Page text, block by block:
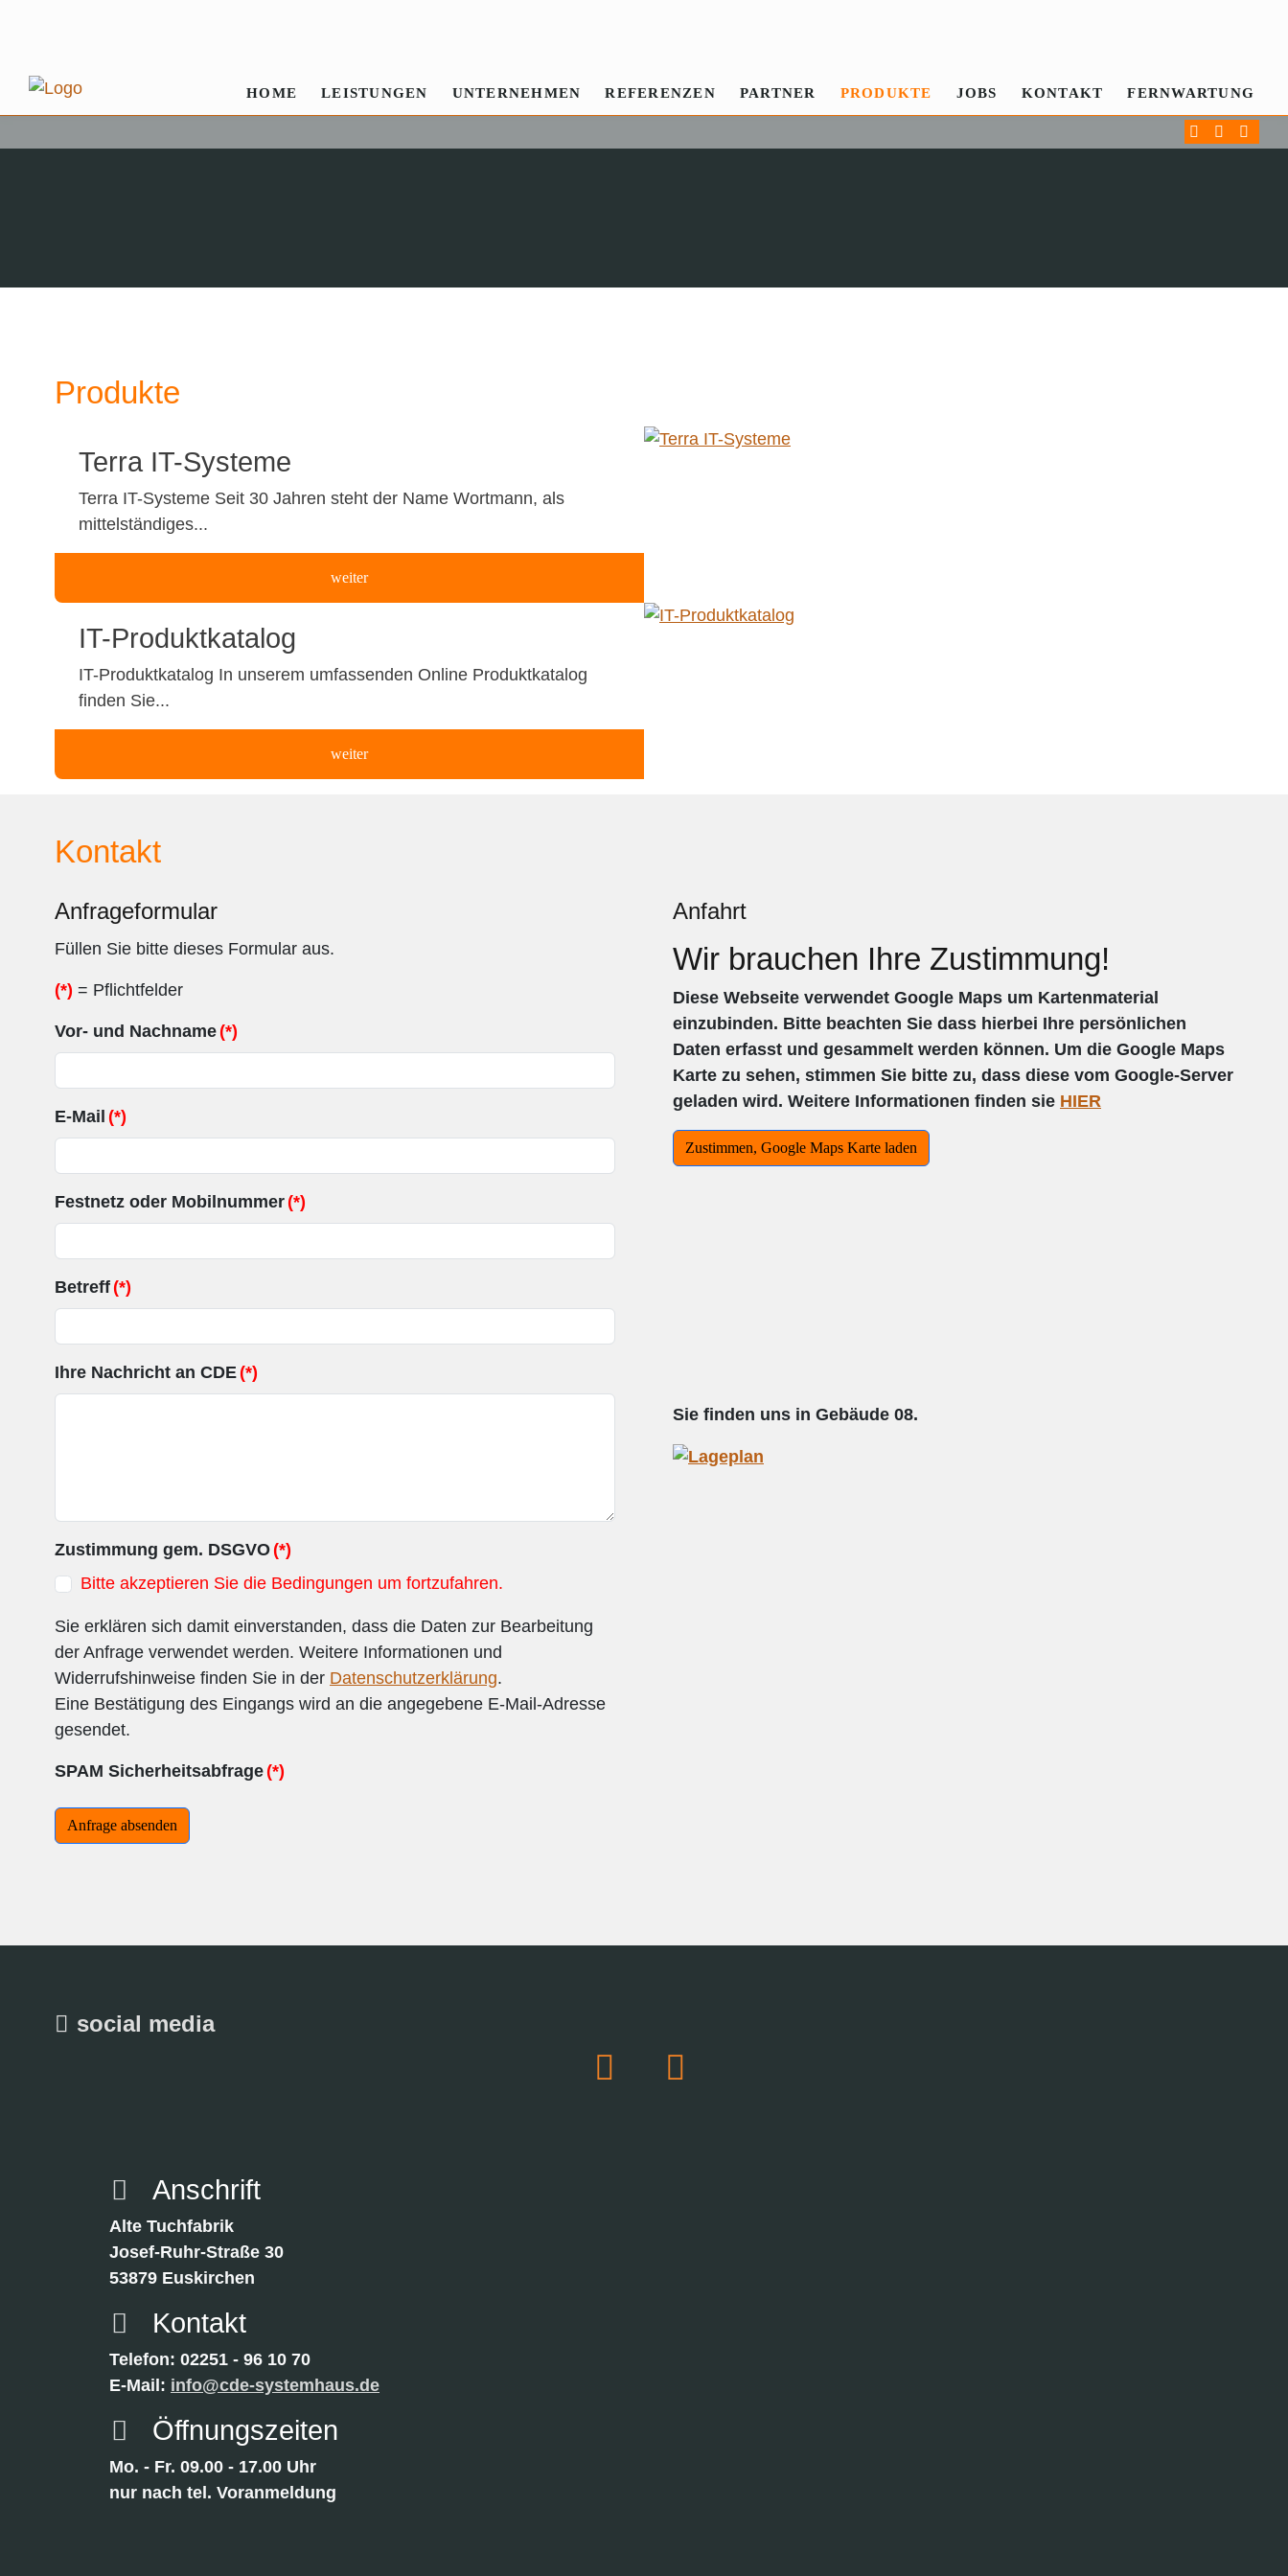
HOME LEISTUNGEN UNTERNEHMEN REFERENZEN PARTNER PRODUKTE JOBS KONTAKT FERNWARTUNG
Produkte
Terra IT-Systeme
Terra IT-Systeme Seit 30 Jahren steht der Name Wortmann, als
mittelständiges...
weiter
IT-Produktkatalog
IT-Produktkatalog In unserem umfassenden Online Produktkatalog
finden Sie...
weiter
Kontakt
Anfrageformular
Füllen Sie bitte dieses Formular aus.
(*) = Pflichtfelder
Vor- und Nachname (*)
E-Mail (*)
Festnetz oder Mobilnummer (*)
Betreff (*)
Ihre Nachricht an CDE (*)
Zustimmung gem. DSGVO (*)
Bitte akzeptieren Sie die Bedingungen um fortzufahren.
Sie erklären sich damit einverstanden, dass die Daten zur Bearbeitung
der Anfrage verwendet werden. Weitere Informationen und
Widerrufshinweise finden Sie in der Datenschutzerklärung.
Eine Bestätigung des Eingangs wird an die angegebene E-Mail-Adresse
gesendet.
SPAM Sicherheitsabfrage (*)
Anfrage absenden
Anfahrt
Wir brauchen Ihre Zustimmung!
Diese Webseite verwendet Google Maps um Kartenmaterial
einzubinden. Bitte beachten Sie dass hierbei Ihre persönlichen
Daten erfasst und gesammelt werden können. Um die Google Maps
Karte zu sehen, stimmen Sie bitte zu, dass diese vom Google-Server
geladen wird. Weitere Informationen finden sie HIER
Sie finden uns in Gebäude 08.
social media
Anschrift
Alte Tuchfabrik
Josef-Ruhr-Straße 30
53879 Euskirchen
Kontakt
Telefon: 02251 - 96 10 70
E-Mail: info@cde-systemhaus.de
Öffnungszeiten
Mo. - Fr. 09.00 - 17.00 Uhr
nur nach tel. Voranmeldung